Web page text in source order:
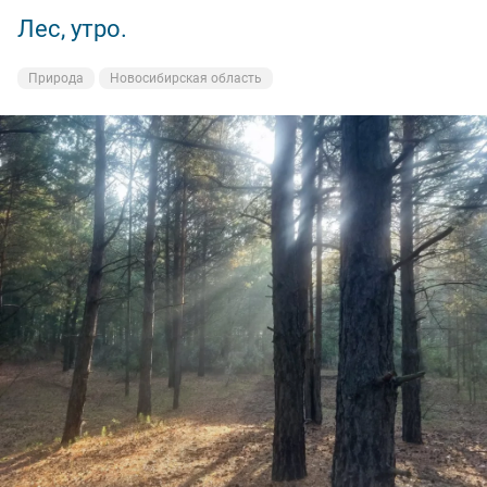
Лес, утро.
Природа Новосибирская область
Кудряшевская протока.
На рыбалке Новосибирская область